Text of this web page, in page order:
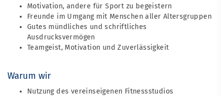
Motivation, andere für Sport zu begeistern
Freunde im Umgang mit Menschen aller Altersgruppen
Gutes mündliches und schriftliches
Ausdrucksvermögen
Teamgeist, Motivation und Zuverlässigkeit
Warum wir
Nutzung des vereinseigenen Fitnessstudios